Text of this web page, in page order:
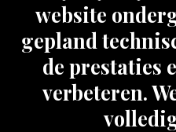
website
gepland
de prestaties
verbeteren.